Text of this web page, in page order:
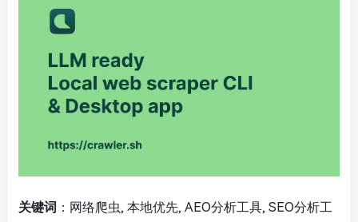
关键词 ：网络爬虫, 本地优先, AEO分析工具, SEO分析工